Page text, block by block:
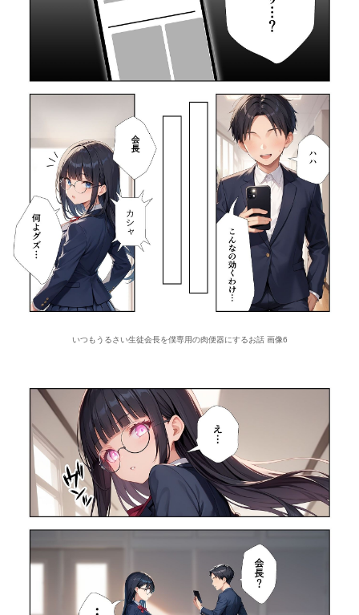
いつもうるさい生徒会長を僕専用の肉便器にするお話 画像6